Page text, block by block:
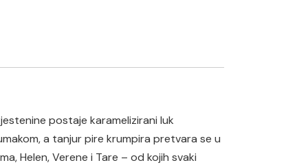
postaje karamelizirani luk
a tanjur pire krumpira pretvara se u
Helen, Verene i Tare – od kojih svaki